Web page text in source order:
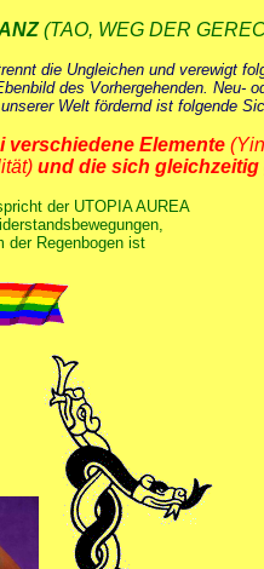
(TAO, WEG DER
die Ungleichen und verewigt
des Vorhergehenden. Neu-
Welt fördernd ist folgende
verschiedene Elemente (Yin
und die sich gleichzeitig
der UTOPIA AUREA
der Regenbogen ist